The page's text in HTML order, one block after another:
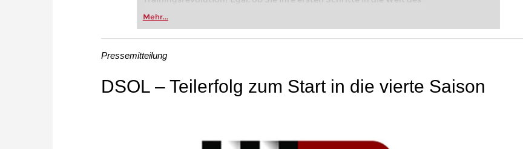
Vereinsschachs machen oder bereits auf Turnierniveau spielen: Mit
zuvor.
Mehr...
Pressemitteilung
DSOL – Teilerfolg zum Start in die vierte Saison